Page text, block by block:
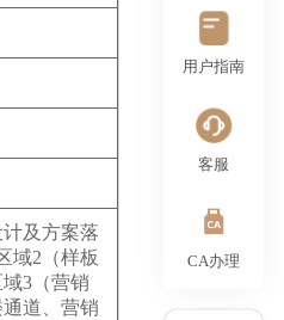
及方案落
域2（样板
3（营销
道、营销
用户指南
客服
CA办理